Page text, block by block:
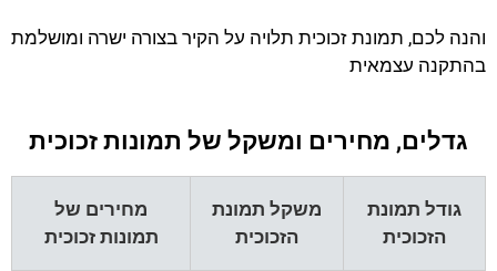
והנה לכם, תמונת זכוכית תלויה על הקיר בצורה ישרה ומושלמת
בהתקנה עצמאית
גדלים, מחירים ומשקל של תמונות זכוכית
גודל תמונת
הזכוכית
משקל תמונת
הזכוכית
מחירים של
תמונות זכוכית